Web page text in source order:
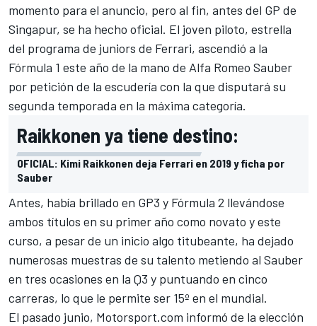
momento para el anuncio, pero al fin, antes del GP de
Singapur, se ha hecho oficial. El joven piloto, estrella
del programa de juniors de Ferrari, ascendió a la
Fórmula 1 este año de la mano de Alfa Romeo Sauber
por petición de la escudería con la que disputará su
segunda temporada en la máxima categoría.
Raikkonen ya tiene destino:
OFICIAL: Kimi Raikkonen deja Ferrari en 2019 y ficha por
Sauber
Antes, había brillado en GP3 y Fórmula 2 llevándose
ambos títulos en su primer año como novato y este
curso, a pesar de un inicio algo titubeante, ha dejado
numerosas muestras de su talento metiendo al Sauber
en tres ocasiones en la Q3 y puntuando en cinco
carreras, lo que le permite ser 15º en el mundial.
El pasado junio, Motorsport.com informó de la elección